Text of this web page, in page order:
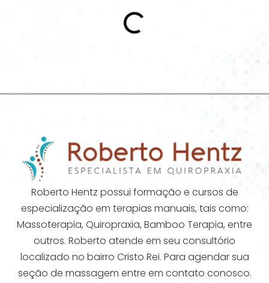
Roberto Hentz possui formação e cursos de
especialização em terapias manuais, tais como:
Massoterapia, Quiropraxia, Bamboo Terapia, entre
outros. Roberto atende em seu consultório
localizado no bairro Cristo Rei. Para agendar sua
seção de massagem entre em contato conosco.